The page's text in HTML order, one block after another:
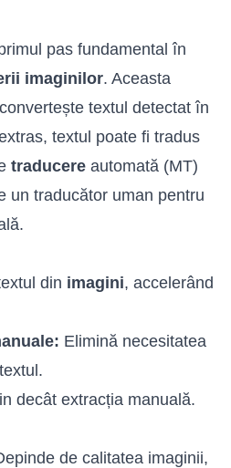
pas fundamental în
imaginilor. Aceasta
textul detectat în
textul poate fi tradus
traducere automată (MT)
un traducător uman pentru
din imagini, accelerând
Elimină necesitatea
decât extracția manuală.
de calitatea imaginii,